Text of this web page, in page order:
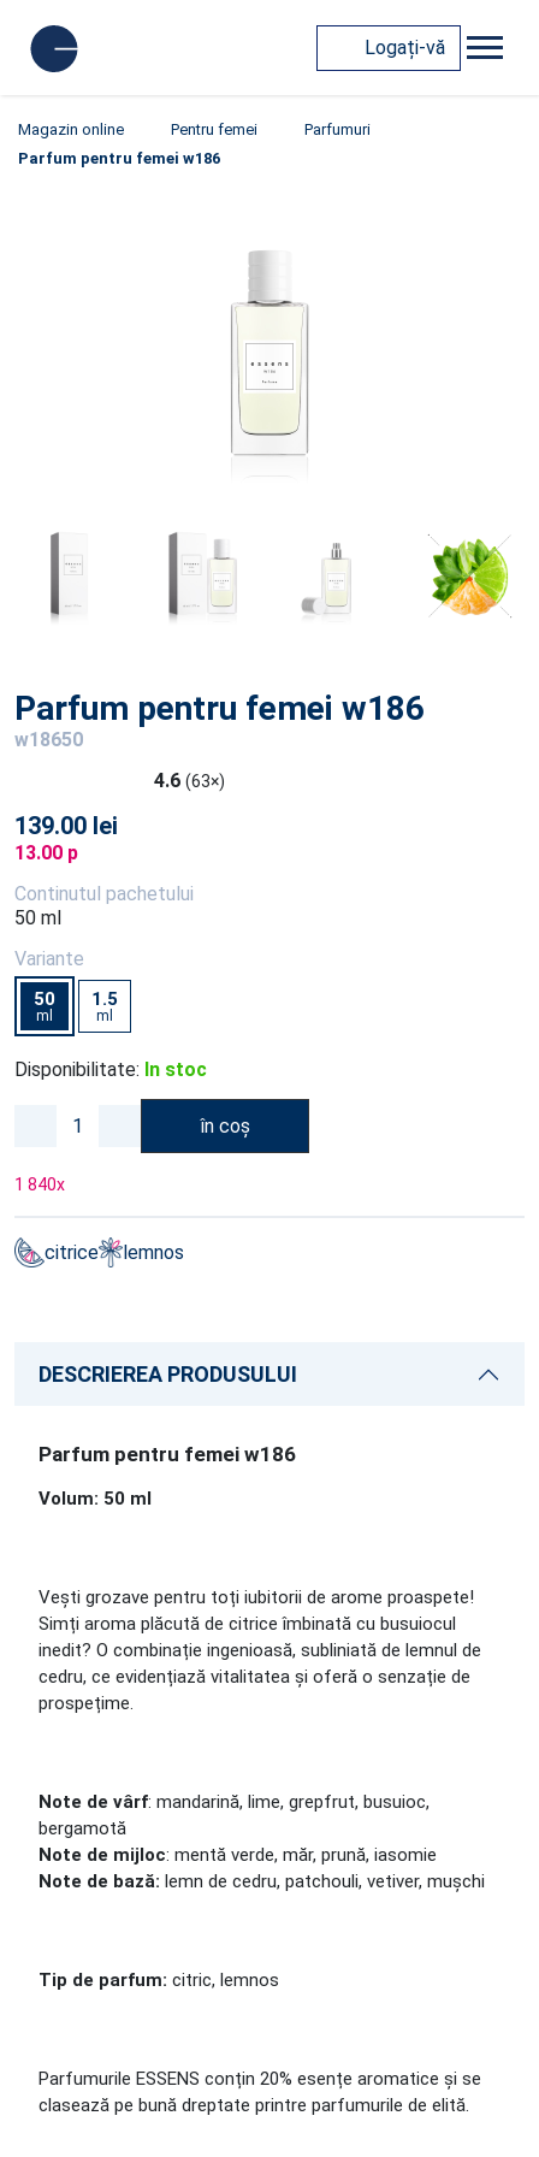
Logați-vă
Magazin online Pentru femei
Parfumuri
Parfum pentru femei w186
Parfum pentru femei w186
w18650
4.6 (63×)
139.00 lei
13.00 p
Continutul pachetului
50 ml
Variante
50
ml
1.5
ml
Disponibilitate: In stoc
în coș
1 840x
citrice lemnos
DESCRIEREA PRODUSULUI
Parfum pentru femei w186
Volum: 50 ml
Vești grozave pentru toți iubitorii de arome proaspete!
Simți aroma plăcută de citrice îmbinată cu busuiocul
inedit? O combinație ingenioasă, subliniată de lemnul de
cedru, ce evidențiază vitalitatea și oferă o senzație de
prospețime.
Note de vârf: mandarină, lime, grepfrut, busuioc,
bergamotă
Note de mijloc: mentă verde, măr, prună, iasomie
Note de bază: lemn de cedru, patchouli, vetiver, mușchi
Tip de parfum: citric, lemnos
Parfumurile ESSENS conțin 20% esențe aromatice și se
clasează pe bună dreptate printre parfumurile de elită.